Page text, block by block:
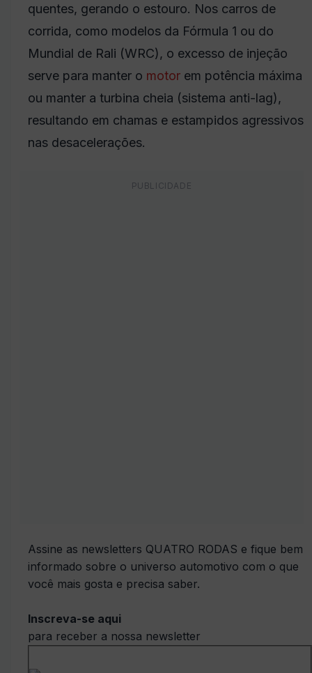
quentes, gerando o estouro. Nos carros de
corrida, como modelos da Fórmula 1 ou do
Mundial de Rali (WRC), o excesso de injeção
serve para manter o motor em potência máxima
ou manter a turbina cheia (sistema anti-lag),
resultando em chamas e estampidos agressivos
nas desacelerações.
Assine as newsletters QUATRO RODAS e fique bem
informado sobre o universo automotivo com o que
você mais gosta e precisa saber.
Inscreva-se aqui
para receber a nossa newsletter